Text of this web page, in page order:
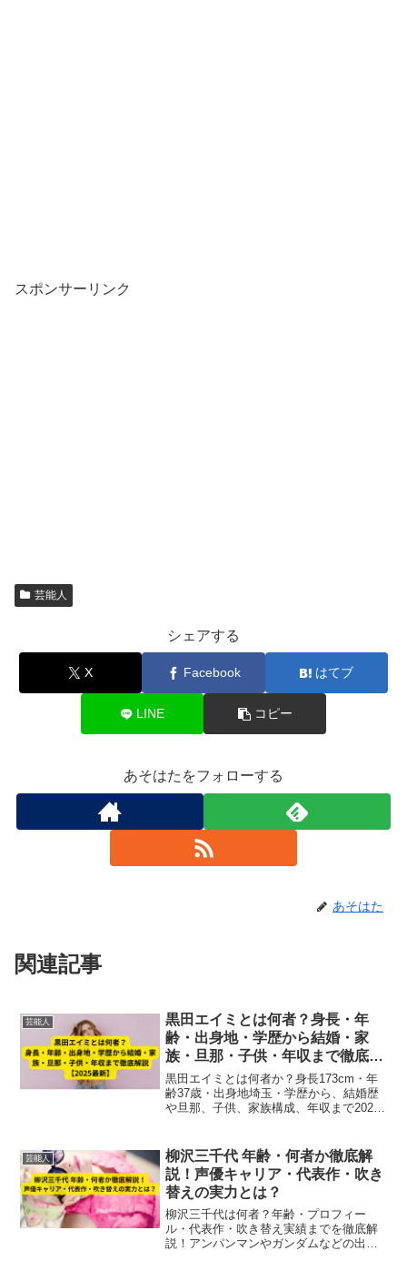
スポンサーリンク
芸能人
シェアする
X Facebook はてブ
LINE コピー
あそはたをフォローする
あそはた
関連記事
芸能人
黒田エイミとは何者？身長・年
齢・出身地・学歴から結婚・家
族・旦那・子供・年収まで徹底解
説【2025最新】
黒田エイミとは何者か？身長173cm・年
齢37歳・出身地埼玉・学歴から、結婚歴
や旦那、子供、家族構成、年収まで2025
芸能人
柳沢三千代 年齢・何者か徹底解
説！声優キャリア・代表作・吹き
替えの実力とは？
柳沢三千代は何者？年齢・プロフィー
ル・代表作・吹き替え実績までを徹底解
説！アンパンマンやガンダムなどの出演